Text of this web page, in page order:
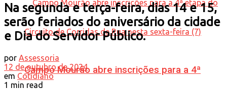
Campo Mourão abre inscrições para a 4ª
Na segunda e terça-feira, dias 14 e 15,
serão feriados do aniversário da cidade
e Dia do Servidor Público.
por Assessoria
12 de outubro de 2024
em Cotidiano
1 min read